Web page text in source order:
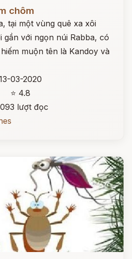
chôm
tại một vùng quê xa xôi
gần với ngọn núi Rabba, có
muộn tên là Kandoy và
03-2020
⭐ 4.8
lượt đọc